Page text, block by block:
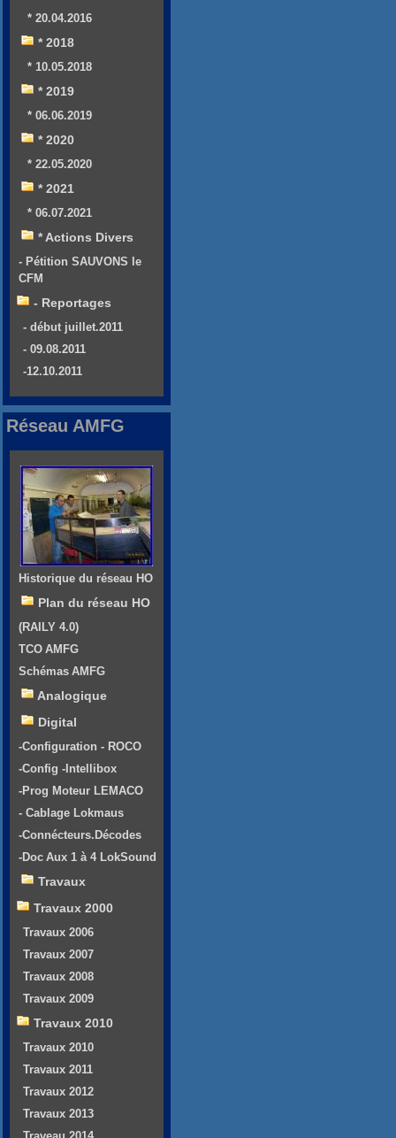
* 20.04.2016
* 2018
* 10.05.2018
* 2019
* 06.06.2019
* 2020
* 22.05.2020
* 2021
* 06.07.2021
* Actions Divers
- Pétition SAUVONS le
CFM
- Reportages
- début juillet.2011
- 09.08.2011
-12.10.2011
Réseau AMFG
Historique du réseau HO
Plan du réseau HO
(RAILY 4.0)
TCO AMFG
Schémas AMFG
Analogique
Digital
-Configuration - ROCO
-Config -Intellibox
-Prog Moteur LEMACO
- Cablage Lokmaus
-Connécteurs.Décodes
-Doc Aux 1 à 4 LokSound
Travaux
Travaux 2000
Travaux 2006
Travaux 2007
Travaux 2008
Travaux 2009
Travaux 2010
Travaux 2010
Travaux 2011
Travaux 2012
Travaux 2013